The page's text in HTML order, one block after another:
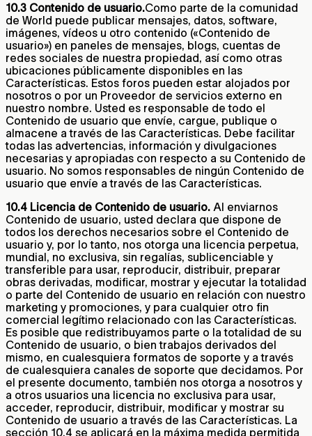
10.3 Contenido de usuario.Como parte de la comunidad
de World puede publicar mensajes, datos, software,
imágenes, vídeos u otro contenido («Contenido de
usuario») en paneles de mensajes, blogs, cuentas de
redes sociales de nuestra propiedad, así como otras
ubicaciones públicamente disponibles en las
Características. Estos foros pueden estar alojados por
nosotros o por un Proveedor de servicios externo en
nuestro nombre. Usted es responsable de todo el
Contenido de usuario que envíe, cargue, publique o
almacene a través de las Características. Debe facilitar
todas las advertencias, información y divulgaciones
necesarias y apropiadas con respecto a su Contenido de
usuario. No somos responsables de ningún Contenido de
usuario que envíe a través de las Características.
10.4 Licencia de Contenido de usuario. Al enviarnos
Contenido de usuario, usted declara que dispone de
todos los derechos necesarios sobre el Contenido de
usuario y, por lo tanto, nos otorga una licencia perpetua,
mundial, no exclusiva, sin regalías, sublicenciable y
transferible para usar, reproducir, distribuir, preparar
obras derivadas, modificar, mostrar y ejecutar la totalidad
o parte del Contenido de usuario en relación con nuestro
marketing y promociones, y para cualquier otro fin
comercial legítimo relacionado con las Características.
Es posible que redistribuyamos parte o la totalidad de su
Contenido de usuario, o bien trabajos derivados del
mismo, en cualesquiera formatos de soporte y a través
de cualesquiera canales de soporte que decidamos. Por
el presente documento, también nos otorga a nosotros y
a otros usuarios una licencia no exclusiva para usar,
acceder, reproducir, distribuir, modificar y mostrar su
Contenido de usuario a través de las Características. La
sección 10.4 se aplicará en la máxima medida permitida